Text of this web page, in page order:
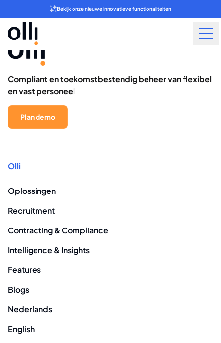
Bekijk onze nieuwe innovatieve functionaliteiten
Compliant en toekomstbestendig beheer van flexibel
en vast personeel
Plan demo
Olli
Oplossingen
Recruitment
Contracting & Compliance
Intelligence & Insights
Features
Blogs
Nederlands
English